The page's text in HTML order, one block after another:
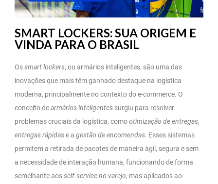
SMART LOCKERS: SUA ORIGEM E
VINDA PARA O BRASIL
Ossmart lockers, ou armários inteligentes, são uma das
inovações que mais têm ganhado destaque na logística
moderna, principalmente no contexto do e-commerce. O
conceito dearmários inteligentes surgiu para resolver
problemas cruciais da logística, comootimização de entregas,
entregas rápidase a gestão de encomendas. Esses sistemas
permitem a retirada de pacotes de maneira ágil, segura e sem
a necessidade de interação humana, funcionando de forma
semelhante aosself-service no varejo, mas aplicados ao